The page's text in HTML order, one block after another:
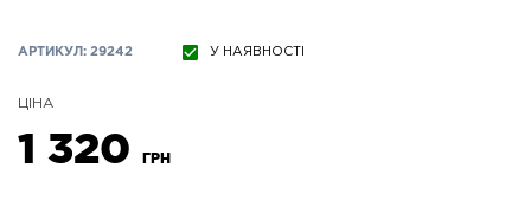
АРТИКУЛ: 29242 У НАЯВНОСТІ
ЦІНА
1 320 ГРН